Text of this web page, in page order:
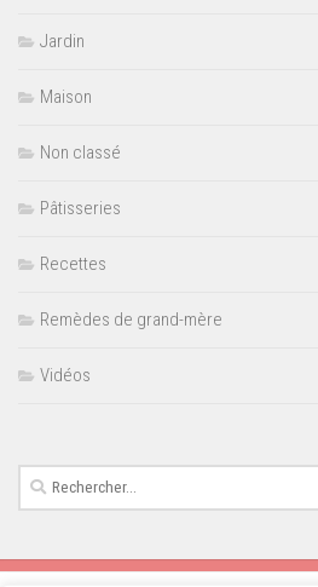
Jardin
Maison
Non classé
Pâtisseries
Recettes
Remèdes de grand-mère
Vidéos
Rechercher :